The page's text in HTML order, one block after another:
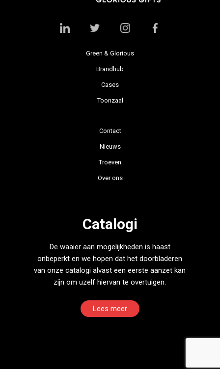
Green & Glorious
Brandhub
Cases
Toonzaal
Contact
Nieuws
Troeven
Over ons
Catalogi
De waaier aan mogelijkheden is haast
onbeperkt en we hopen dat het doorbladeren
van onze catalogi alvast een eerste aanzet kan
zijn om uzelf hiervan te overtuigen.
Lees meer